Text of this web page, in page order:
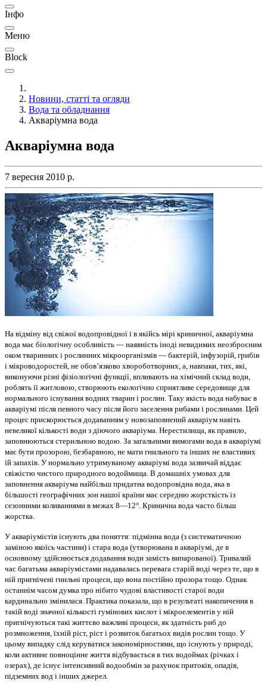
Інфо
Меню
Block
Новини, статті та огляди
Вода та обладнання
Акваріумна вода
Акваріумна вода
7 вересня 2010 р.
На відміну від свіжої водопровідної і в якійсь мірі криничної, акваріумна
вода має біологічну особливість — наявність іноді невидимих неозброєним
оком тваринних і рослинних мікроорганізмів — бактерій, інфузорій, грибів
і мікроводоростей, не обов’язково хвороботворних, а, навпаки, тих, які,
виконуючи різні фізіологічні функції, впливають на хімічний склад води,
роблять її житловою, створюють екологічно сприятливе середовище для
нормального існування водних тварин і рослин. Таку якість вода набуває в
акваріумі після певного часу після його заселення рибами і рослинами. Цей
процес прискорюється додаванням у новозаповнений акваріум навіть
невеликої кількості води з діючого акваріума. Нерестилища, як правило,
заповнюються стерильною водою. За загальними вимогами вода в акваріумі
має бути прозорою, безбарвною, не мати гнильного та інших не властивих
їй запахів. У нормально утримуваному акваріумі вода зазвичай віддає
свіжістю чистого природного водоймища. В домашніх умовах для
заповнення акваріума найбільш придатна водопровідна вода, яка в
більшості географічних зон нашої країни має середню жорсткість із
сезонними коливаннями в межах 8—12°. Кринична вода часто більш
жорстка.
У акваріумістів існують два поняття: підмінна вода (з систематичною
заміною якоїсь частини) і стара вода (утворювана в акваріумі, де в
основному здійснюється додавання води замість випарованої). Тривалий
час багатьма акваріумістами надавалась перевага старій воді через те, що в
ній пригнічені гнильні процеси, що вона постійно прозора тощо. Однак
останнім часом думка про нібито чудові властивості старої води
кардинально змінилася. Практика показала, що в результаті накопичення в
такій воді значної кількості гумінових кислот і мікроелементів у ній
пригнічуються такі життєво важливі процеси, як здатність риб до
розмноження, їхній ріст, ріст і розвиток багатьох видів рослин тощо. У
цьому випадку слід керуватися закономірностями, що існують у природі,
коли активне повноцінне життя відбувається в тих водоймах (річках і
озерах), де існує інтенсивний водообмін за рахунок притоків, опадів,
підземних вод і інших джерел.